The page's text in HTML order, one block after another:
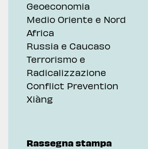
Geoeconomia
Medio Oriente e Nord
Africa
Russia e Caucaso
Terrorismo e
Radicalizzazione
Conflict Prevention
Xiàng
Rassegna stampa